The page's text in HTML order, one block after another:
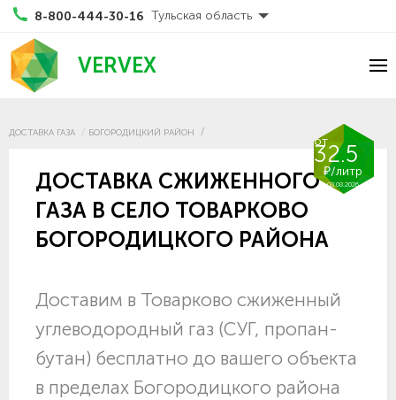
8-800-444-30-16 Тульская область
VERVEX
ДОСТАВКА ГАЗА БОГОРОДИЦКИЙ РАЙОН
от
32.5
₽/литр
08.08.2026
ДОСТАВКА СЖИЖЕННОГО
ГАЗА В СЕЛО ТОВАРКОВО
БОГОРОДИЦКОГО РАЙОНА
Доставим в Товарково сжиженный
углеводородный газ (СУГ, пропан-
бутан) бесплатно до вашего объекта
в пределах Богородицкого района